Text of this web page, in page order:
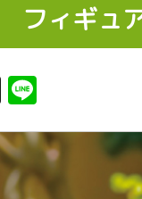
フィギュ
X Line